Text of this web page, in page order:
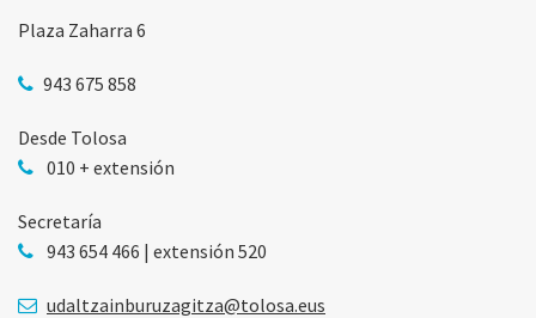
Plaza Zaharra 6
943 675 858
Desde Tolosa
010 + extensión
Secretaría
943 654 466 | extensión 520
udaltzainburuzagitza@tolosa.eus